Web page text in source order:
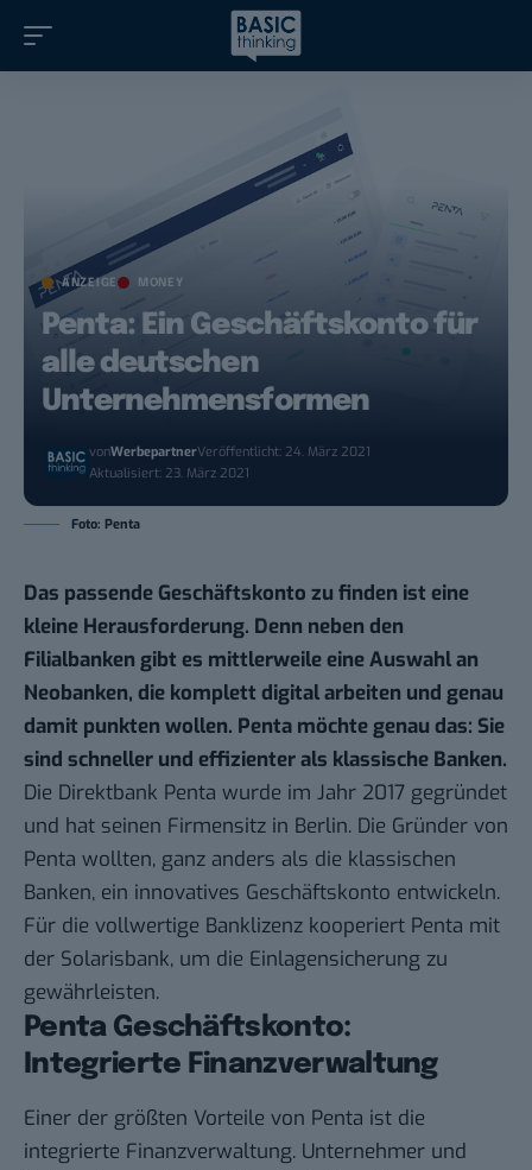
ANZEIGE MONEY
Penta: Ein Geschäftskonto für
alle deutschen
Unternehmensformen
vonWerbepartnerVeröffentlicht: 24. März 2021
Aktualisiert: 23. März 2021
Foto: Penta
Das passende Geschäftskonto zu finden ist eine
kleine Herausforderung. Denn neben den
Filialbanken gibt es mittlerweile eine Auswahl an
Neobanken, die komplett digital arbeiten und genau
damit punkten wollen. Penta möchte genau das: Sie
sind schneller und effizienter als klassische Banken.
Die Direktbank Penta wurde im Jahr 2017 gegründet
und hat seinen Firmensitz in Berlin. Die Gründer von
Penta wollten, ganz anders als die klassischen
Banken, ein innovatives Geschäftskonto entwickeln.
Für die vollwertige Banklizenz kooperiert Penta mit
der Solarisbank, um die Einlagensicherung zu
gewährleisten.
Penta Geschäftskonto:
Integrierte Finanzverwaltung
Einer der größten Vorteile von Penta ist die
integrierte Finanzverwaltung. Unternehmer und